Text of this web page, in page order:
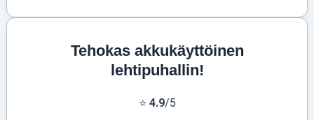
Tehokas akkukäyttöinen
lehtipuhallin!
⭐ 4.9/5